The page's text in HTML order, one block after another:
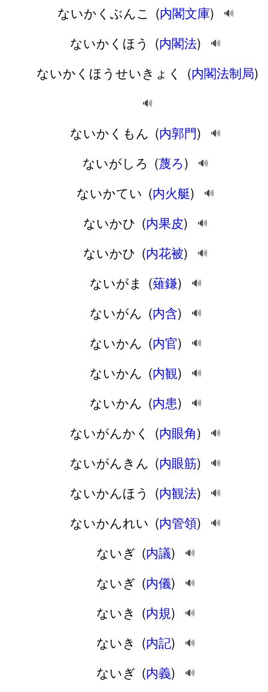
ないかくぶんこ (内閣文庫) 🔊
ないかくほう (内閣法) 🔊
ないかくほうせいきょく (内閣法制局)
🔊
ないかくもん (内郭門) 🔊
ないがしろ (蔑ろ) 🔊
ないかてい (内火艇) 🔊
ないかひ (内果皮) 🔊
ないかひ (内花被) 🔊
ないがま (薙鎌) 🔊
ないがん (内含) 🔊
ないかん (内官) 🔊
ないかん (内観) 🔊
ないかん (内患) 🔊
ないがんかく (内眼角) 🔊
ないがんきん (内眼筋) 🔊
ないかんほう (内観法) 🔊
ないかんれい (内管領) 🔊
ないぎ (内議) 🔊
ないぎ (内儀) 🔊
ないき (内規) 🔊
ないき (内記) 🔊
ないぎ (内義) 🔊